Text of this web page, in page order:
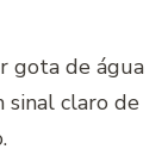
gota de água
sinal claro de